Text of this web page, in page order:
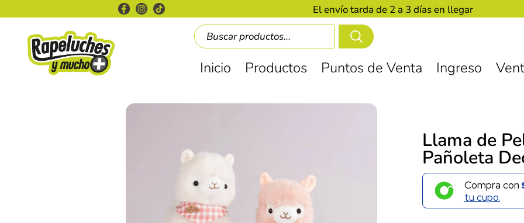
El envío tarda de 2 a 3 días en llegar
Inicio Productos Puntos de Venta Ingreso
Llama de
Pañoleta
Compra con
tu cupo.